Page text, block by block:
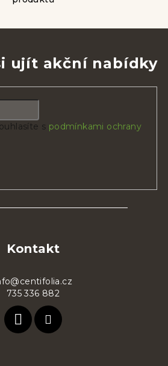
ujít akční nabídky
s podmínkami ochrany
Kontakt
735 336 882